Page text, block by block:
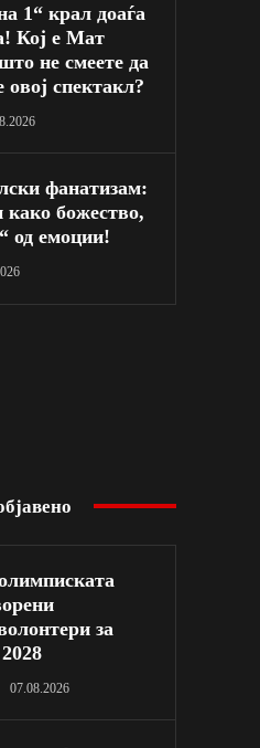
1“ крал доаѓа
Кој е Мат
не смеете да
спектакл?
фанатизам:
како божество,
од емоции!
за
07.08.2026